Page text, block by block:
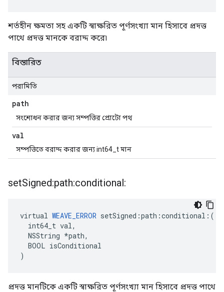
শর্তহীন ক্ষমতা সহ একটি স্বাক্ষরিত পূর্ণসংখ্যা মান হিসাবে প্রদত্ত
পাথে প্রদত্ত মানকে বরাদ্দ করে৷
বিস্তারিত
পরামিতি
path
সংশোধন করার জন্য সম্পত্তির প্রোটো পথ
val
সম্পত্তিতে বরাদ্দ করার জন্য int64_t মান
setSigned:path:conditional:
virtual WEAVE_ERROR setSigned:path:conditional:(
  int64_t val,
  NSString *path,
  BOOL isConditional
)
প্রদত্ত মানটিকে একটি স্বাক্ষরিত পূর্ণসংখ্যা মান হিসাবে প্রদত্ত পাথে